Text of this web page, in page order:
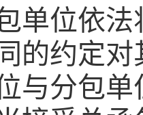
位依法
的约定
与分包